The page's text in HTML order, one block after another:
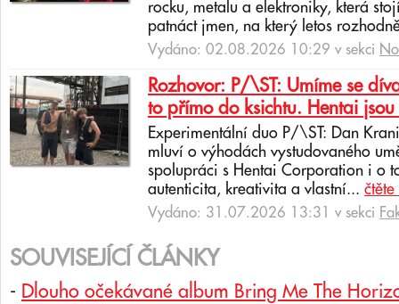
rocku, metalu a elektroniky, která
patnáct jmen, na který letos
Vydáno: 02.08.2026 10:29 v sekci
Rozhovor: P/\ST: Umíme se
to přímo do ksichtu. Hentai
Experimentální duo P/\ST: Dan
mluví o výhodách vystudovaného
spolupráci s Hentai Corporation i o
autenticita, kreativita a vlastní...
Vydáno: 31.07.2026 13:31 v sekci
SOUVISEJÍCÍ ČLÁNKY
- Dlouho očekávané album Bring Me The